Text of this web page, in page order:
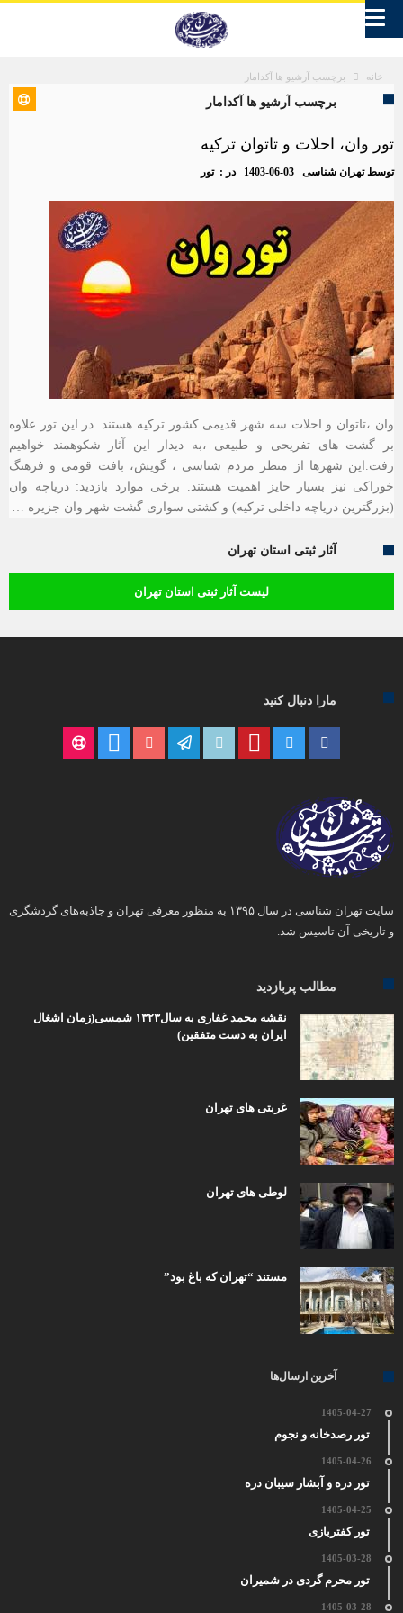
خانه برچسب آرشیو ها آکدامار
برچسب آرشیو ها آکدامار
تور وان، احلات و تاتوان ترکیه
توسطتهران شناسی 1403-06-03 در :تور
وان ،تاتوان و احلات سه شهر قدیمی کشور ترکیه هستند. در این تور علاوه
بر گشت های تفریحی و طبیعی ،به دیدار این آثار شکوهمند خواهیم
رفت.این شهرها از منظر مردم شناسی ، گویش، بافت قومی و فرهنگ
خوراکی نیز بسیار حایز اهمیت هستند. برخی موارد بازدید: دریاچه وان
(بزرگترین دریاچه داخلی ترکیه) و کشتی سواری گشت شهر وان جزیره …
آثار ثبتی استان تهران
لیست آثار ثبتی استان تهران
مارا دنبال کنید
سایت تهران شناسی در سال ۱۳۹۵ به منظور معرفی تهران و جاذبه‌های گردشگری
و تاریخی آن تاسیس شد.
مطالب پربازدید
نقشه محمد غفاری به سال۱۳۲۳ شمسی(زمان اشغال
ایران به دست متفقین)
غربتی های تهران
لوطی های تهران
مستند “تهران که باغ بود”
آخرین ارسال‌ها
1405-04-27
تور رصدخانه و نجوم
1405-04-26
تور دره و آبشار سیبان دره
1405-04-25
تور کفتربازی
1405-03-28
تور محرم گردی در شمیران
1405-03-28